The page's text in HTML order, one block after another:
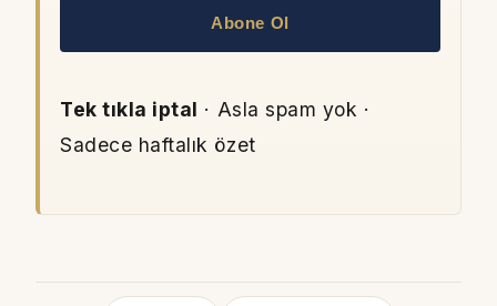
Abone Ol
Tek tıkla iptal · Asla spam yok ·
Sadece haftalık özet